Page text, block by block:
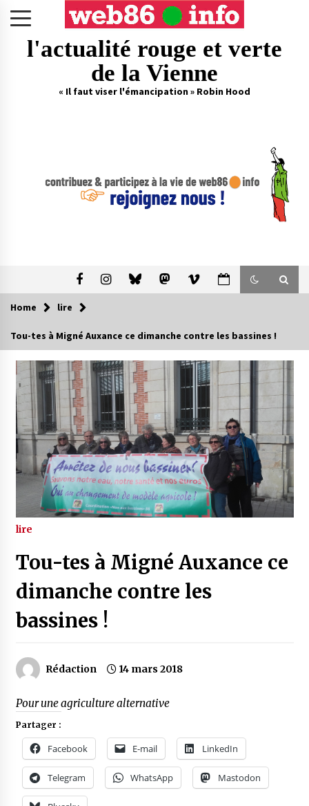
l'actualité rouge et verte
de la Vienne
« Il faut viser l'émancipation » Robin Hood
Home lire
Tou-tes à Migné Auxance ce dimanche contre les bassines !
lire
Tou-tes à Migné Auxance ce
dimanche contre les
bassines !
Rédaction 14 mars 2018
Pour une agriculture alternative
Partager :
Facebook E-mail LinkedIn
Telegram WhatsApp Mastodon